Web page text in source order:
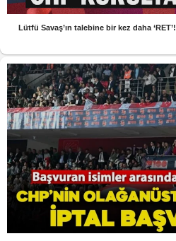
Lütfü Savaş’ın talebine bir kez daha ‘RET’!